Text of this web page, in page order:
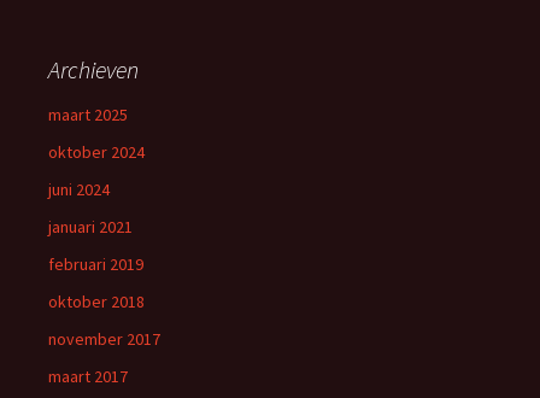
Archieven
maart 2025
oktober 2024
juni 2024
januari 2021
februari 2019
oktober 2018
november 2017
maart 2017